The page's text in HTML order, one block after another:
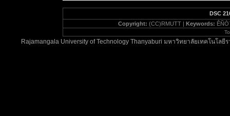
DSC
Copyright: (CC)RMUTT | Keywords:
Rajamangala University of Technology Thanyaburi มหาวิทยาลัยเทคโนโ